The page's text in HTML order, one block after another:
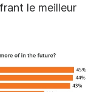
le meilleur